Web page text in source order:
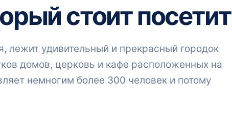
стоит
лежит удивительный и прекрасный городок
домов, церковь и кафе расположенных на
немногим более 300 человек и потому